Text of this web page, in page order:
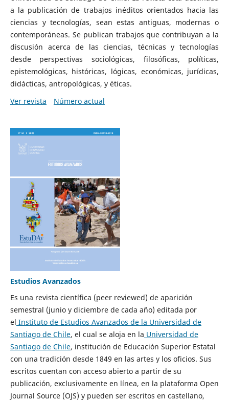
a la publicación de trabajos inéditos orientados hacia las
ciencias y tecnologías, sean estas antiguas, modernas o
contemporáneas. Se publican trabajos que contribuyan a la
discusión acerca de las ciencias, técnicas y tecnologías
desde perspectivas sociológicas, filosóficas, políticas,
epistemológicas, históricas, lógicas, económicas, jurídicas,
didácticas, antropológicas, y éticas.
Ver revista
Número actual
Estudios Avanzados
Es una revista científica (peer reviewed) de aparición
semestral (junio y diciembre de cada año) editada por
el Instituto de Estudios Avanzados de la Universidad de
Santiago de Chile, el cual se aloja en la Universidad de
Santiago de Chile, institución de Educación Superior Estatal
con una tradición desde 1849 en las artes y los oficios. Sus
escritos cuentan con acceso abierto a partir de su
publicación, exclusivamente en línea, en la plataforma Open
Journal Source (OJS) y pueden ser escritos en castellano,